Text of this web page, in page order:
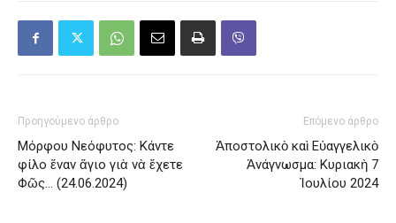
Προηγούμενο άρθρο
Μόρφου Νεόφυτος: Κάντε
φίλο ἕναν ἅγιο γιὰ νὰ ἔχετε
Φῶς… (24.06.2024)
Επόμενο άρθρο
Ἀποστολικὸ καὶ Εὐαγγελικὸ
Ἀνάγνωσμα: Κυριακὴ 7
Ἰουλίου 2024